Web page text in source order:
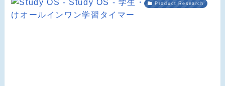
Product Research